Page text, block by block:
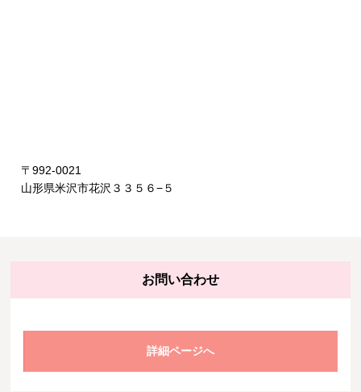
〒992-0021
山形県米沢市花沢３３５６−５
お問い合わせ
詳細ページへ